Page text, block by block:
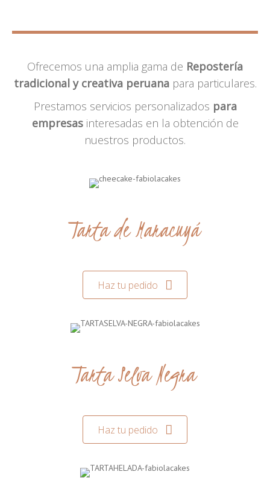
Ofrecemos una amplia gama de Repostería
tradicional y creativa peruanapara particulares.
Prestamos servicios personalizados para
empresasinteresadas en la obtención de
nuestros productos.
Tarta de Maracuyá
Haz tu pedido
Tarta Selva Negra
Haz tu pedido